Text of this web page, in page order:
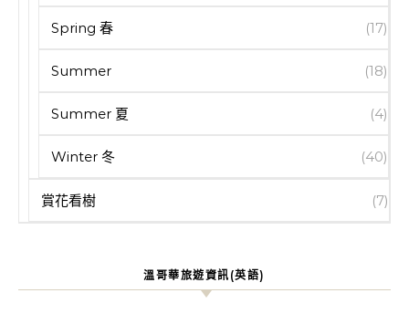
Spring 春 (17)
Summer (18)
Summer 夏 (4)
Winter 冬 (40)
賞花看樹 (7)
溫哥華旅遊資訊(英語)